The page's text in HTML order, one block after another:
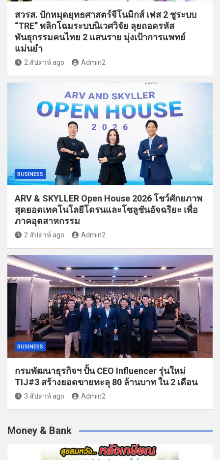
สวรส. ปักหมุดยุทธศาสตร์จีโนมิกส์ เฟส 2 ชูระบบ
“TRE” พลิกโฉมระบบนิเวศวิจัย ลุยถอดรหัส
พันธุกรรมคนไทย 2 แสนราย มุ่งเป้าการแพทย์
แม่นยำ
2 สัปดาห์ ago Admin2
BUSINESS
ARV & SKYLLER Open House 2026 โชว์ศักยภาพ
สุดยอดเทคโนโลยีโดรนและโซลูชันอัจฉริยะ เพื่อ
ภาคอุตสาหกรรม
2 สัปดาห์ ago Admin2
BUSINESS
กรมพัฒนาธุรกิจฯ ปั้น CEO Influencer รุ่นใหม่
TIJ#3 สร้างยอดขายทะลุ 80 ล้านบาท ใน 2 เดือน
3 สัปดาห์ ago Admin2
Money & Bank